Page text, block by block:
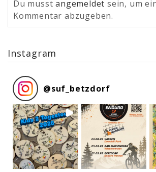
Du musstangemeldet sein, um
Kommentar abzugeben.
Instagram
@suf_betzdorf